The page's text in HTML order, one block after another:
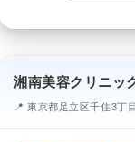
湘南美容クリニッ
📍 東京都足立区千住3丁